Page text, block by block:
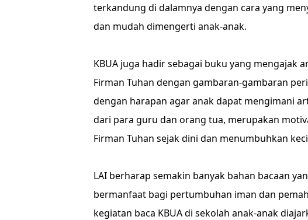
terkandung di dalamnya dengan cara yang
dan mudah dimengerti anak-anak.
KBUA juga hadir sebagai buku yang mengajak
Firman Tuhan dengan gambaran-gambaran
dengan harapan agar anak dapat mengimani
dari para guru dan orang tua, merupakan
Firman Tuhan sejak dini dan menumbuhkan
LAI berharap semakin banyak bahan bacaan
bermanfaat bagi pertumbuhan iman dan
kegiatan baca KBUA di sekolah anak-anak